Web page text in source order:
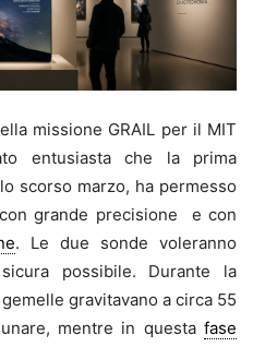
missione GRAIL per il MIT
entusiasta che la prima
scorso marzo, ha permesso
grande precisione e con
. Le due sonde voleranno
possibile. Durante la
gravitavano a circa 55
mentre in questa fase